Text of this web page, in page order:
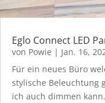
Eglo Connect LED
von Powie | Jan. 16,
Für ein neues Büro
stylische Beleuchtung
ich auch dimmen